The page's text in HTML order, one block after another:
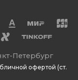
Петербург
офертой (ст.